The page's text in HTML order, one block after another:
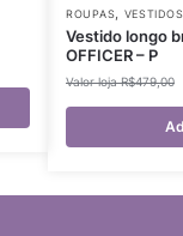
ROUPAS VESTIDOS
Vestido longo
OFFICER – P
R$479,00